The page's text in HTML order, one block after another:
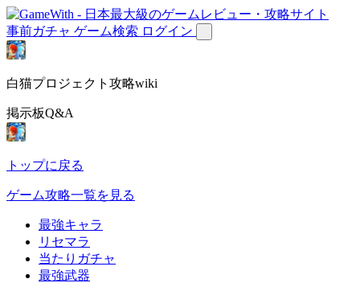
事前ガチャ ゲーム検索 ログイン
白猫プロジェクト攻略wiki
掲示板Q&A
トップに戻る
ゲーム攻略一覧を見る
最強キャラ
リセマラ
当たりガチャ
最強武器